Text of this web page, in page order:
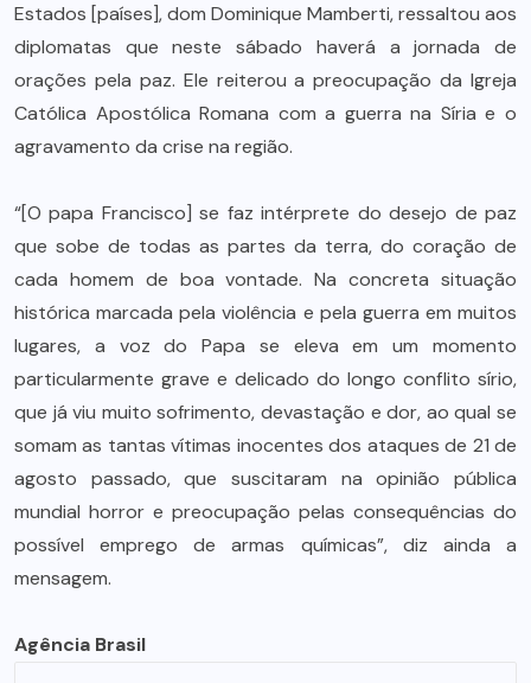
Estados [países], dom Dominique Mamberti, ressaltou aos
diplomatas que neste sábado haverá a jornada de
orações pela paz. Ele reiterou a preocupação da Igreja
Católica Apostólica Romana com a guerra na Síria e o
agravamento da crise na região.
“[O papa Francisco] se faz intérprete do desejo de paz
que sobe de todas as partes da terra, do coração de
cada homem de boa vontade. Na concreta situação
histórica marcada pela violência e pela guerra em muitos
lugares, a voz do Papa se eleva em um momento
particularmente grave e delicado do longo conflito sírio,
que já viu muito sofrimento, devastação e dor, ao qual se
somam as tantas vítimas inocentes dos ataques de 21 de
agosto passado, que suscitaram na opinião pública
mundial horror e preocupação pelas consequências do
possível emprego de armas químicas”, diz ainda a
mensagem.
Agência Brasil